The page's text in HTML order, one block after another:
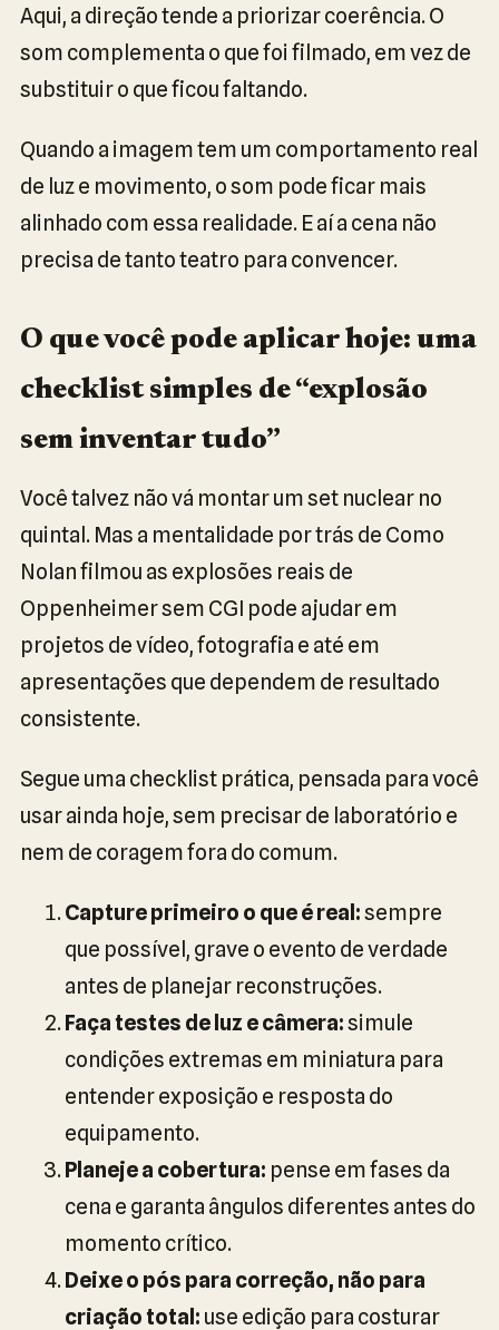
Aqui, a direção tende a priorizar coerência. O
som complementa o que foi filmado, em vez de
substituir o que ficou faltando.
Quando a imagem tem um comportamento real
de luz e movimento, o som pode ficar mais
alinhado com essa realidade. E aí a cena não
precisa de tanto teatro para convencer.
O que você pode aplicar hoje: uma
checklist simples de “explosão
sem inventar tudo”
Você talvez não vá montar um set nuclear no
quintal. Mas a mentalidade por trás de Como
Nolan filmou as explosões reais de
Oppenheimer sem CGI pode ajudar em
projetos de vídeo, fotografia e até em
apresentações que dependem de resultado
consistente.
Segue uma checklist prática, pensada para você
usar ainda hoje, sem precisar de laboratório e
nem de coragem fora do comum.
Capture primeiro o que é real:sempre
que possível, grave o evento de verdade
antes de planejar reconstruções.
Faça testes de luz e câmera:simule
condições extremas em miniatura para
entender exposição e resposta do
equipamento.
Planeje a cobertura: pense em fases da
cena e garanta ângulos diferentes antes do
momento crítico.
Deixe o pós para correção, não para
criação total: use edição para costurar